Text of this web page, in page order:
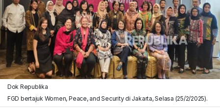
Dok Republika
FGD bertajuk Women, Peace, and Security di Jakarta, Selasa (25/2/2025).